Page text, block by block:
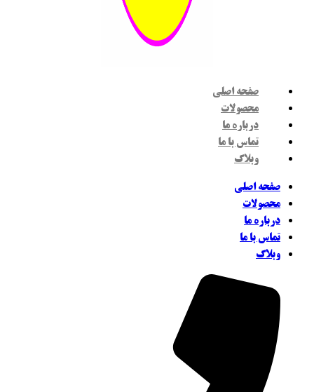
صفحه اصلی
محصولات
درباره ما
تماس با ما
وبلاگ
صفحه اصلی
محصولات
درباره ما
تماس با ما
وبلاگ